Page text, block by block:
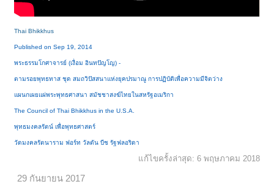
Thai Bhikkhus
Published on Sep 19, 2014
พระธรรมโกศาจารย์ (เงื่อม อินทปัญโญ) -
ตามรอยพุทธทาส ชุด สมถวิปัสสนาแห่งยุคปรมาณู การปฏิบัติเพื่อความมีจิตว่าง
แผนกเผยแผ่พระพุทธศาสนา สมัชชาสงฆ์ไทยในสหรัฐอเมริกา
The Council of Thai Bhikkhus in the U.S.A.
พุทธมงคลรัตน์ เพื่อพุทธศาสตร์
วัดมงคลรัตนาราม ฟอร์ท วัลตัน บีช รัฐฟลอริดา
แก้ไขครั้งล่าสุด: 6 พฤษภาคม 2018
29 กันยายน 2017